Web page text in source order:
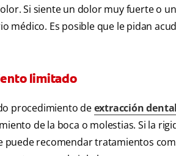
Si siente un dolor muy fuerte o
médico. Es posible que le pidan
limitado
procedimiento deextracción dental
de la boca o molestias. Si la
puede recomendar tratamientos